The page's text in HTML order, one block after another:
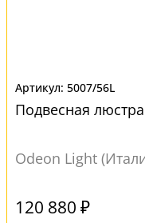
5007/56L
Подвесная
Odeon Light
120 880 ₽